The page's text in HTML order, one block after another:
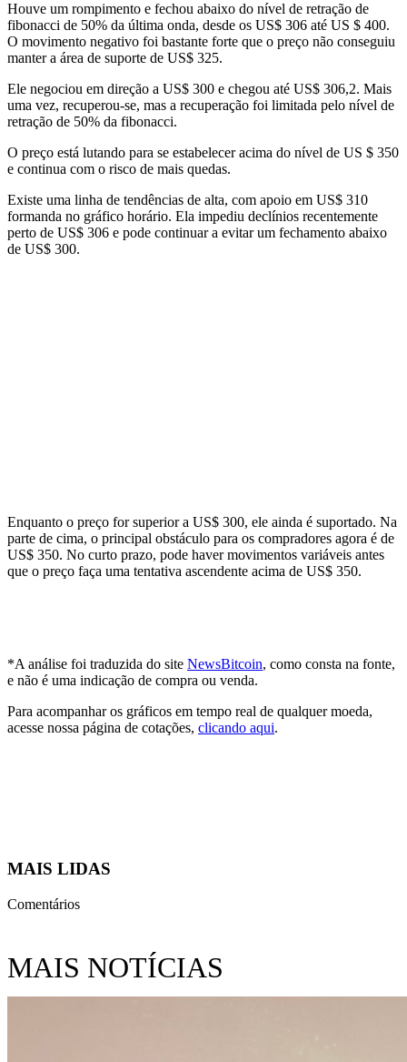
Houve um rompimento e fechou abaixo do nível de retração de
fibonacci de 50% da última onda, desde os US$ 306 até US $ 400.
O movimento negativo foi bastante forte que o preço não conseguiu
manter a área de suporte de US$ 325.
Ele negociou em direção a US$ 300 e chegou até US$ 306,2. Mais
uma vez, recuperou-se, mas a recuperação foi limitada pelo nível de
retração de 50% da fibonacci.
O preço está lutando para se estabelecer acima do nível de US $ 350
e continua com o risco de mais quedas.
Existe uma linha de tendências de alta, com apoio em US$ 310
formanda no gráfico horário. Ela impediu declínios recentemente
perto de US$ 306 e pode continuar a evitar um fechamento abaixo
de US$ 300.
Enquanto o preço for superior a US$ 300, ele ainda é suportado. Na
parte de cima, o principal obstáculo para os compradores agora é de
US$ 350. No curto prazo, pode haver movimentos variáveis antes
que o preço faça uma tentativa ascendente acima de US$ 350.
*A análise foi traduzida do site NewsBitcoin, como consta na fonte,
e não é uma indicação de compra ou venda.
Para acompanhar os gráficos em tempo real de qualquer moeda,
acesse nossa página de cotações, clicando aqui.
MAIS LIDAS
Comentários
MAIS NOTÍCIAS